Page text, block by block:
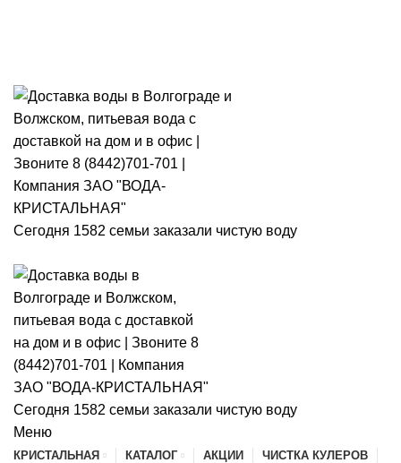
Сегодня 1582 семьи заказали чистую воду
Сегодня 1582 семьи заказали чистую воду
Меню
КРИСТАЛЬНАЯ КАТАЛОГ АКЦИИ
ЧИСТКА КУЛЕРОВ